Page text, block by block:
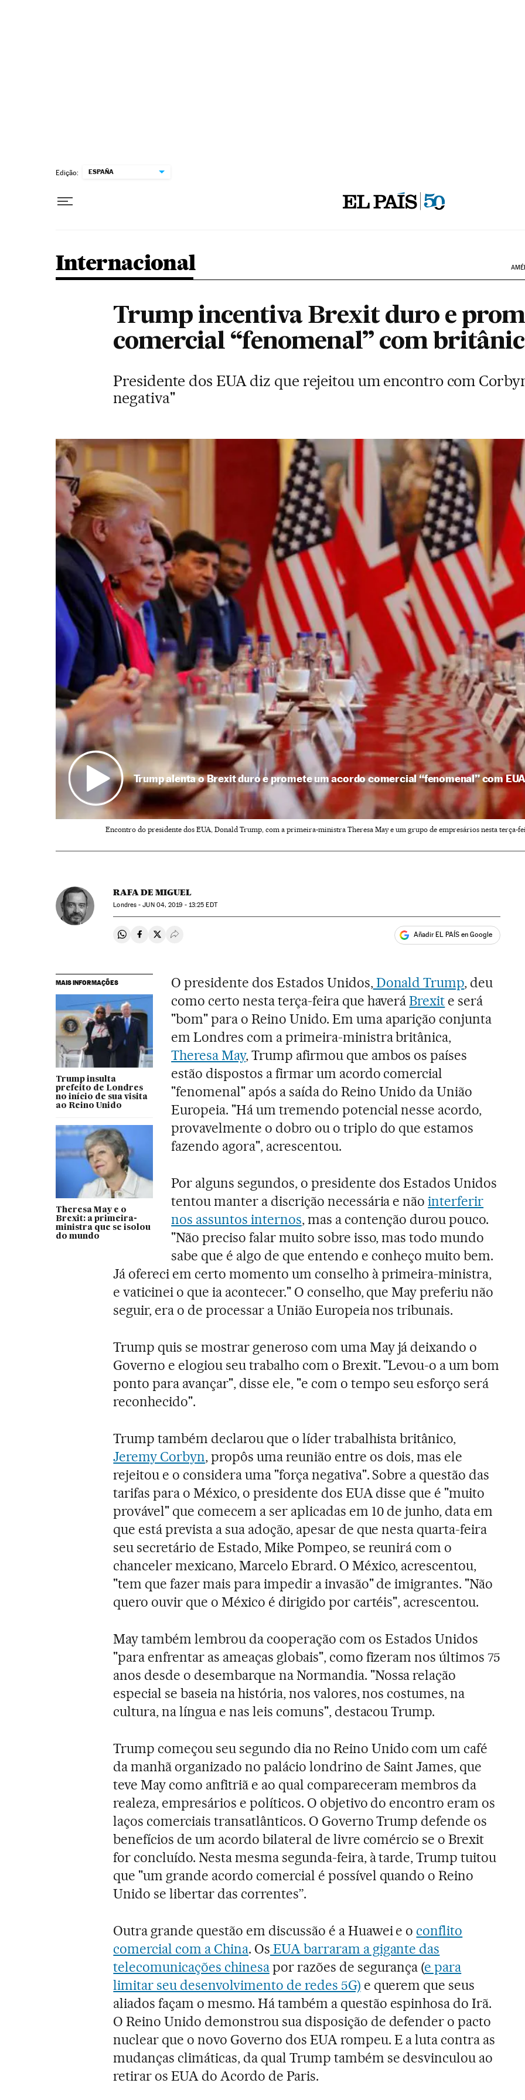
Edição: ESPAÑA
Internacional
Trump incentiva Brexit duro e
comercial “fenomenal” com
Presidente dos EUA diz que rejeitou um encontro com
negativa"
Trump alenta o Brexit duro e promete um acordo comercial “fenomenal” com
Encontro do presidente dos EUA, Donald Trump, com a primeira-ministra Theresa May e um grupo de empresários nesta terça-
RAFA DE MIGUEL
Londres -JUN04, 2019 - 13:25 EDT
Compartir en Whatsapp
Compartir en Facebook
Compartir en Twitter
Desplegar Redes Sociales Añadir EL PAÍS en Google
MAIS INFORMAÇÕES
Trump insulta
prefeito de Londres
no início de sua visita
ao Reino Unido
Theresa May e o
Brexit: a primeira-
ministra que se isolou
do mundo
O presidente dos Estados Unidos,Donald Trump, deu
como certo nesta terça-feira que haveráBrexit e será
"bom" para o Reino Unido. Em uma aparição conjunta
em Londres com a primeira-ministra britânica,
Theresa May, Trump afirmou que ambos os países
estão dispostos a firmar um acordo comercial
"fenomenal" após a saída do Reino Unido da União
Europeia. "Há um tremendo potencial nesse acordo,
provavelmente o dobro ou o triplo do que estamos
fazendo agora", acrescentou.
Por alguns segundos, o presidente dos Estados Unidos
tentou manter a discrição necessária e nãointerferir
nos assuntos internos, mas a contenção durou pouco.
"Não preciso falar muito sobre isso, mas todo mundo
sabe que é algo de que entendo e conheço muito bem.
Já ofereci em certo momento um conselho à primeira-ministra,
e vaticinei o que ia acontecer." O conselho, que May preferiu não
seguir, era o de processar a União Europeia nos tribunais.
Trump quis se mostrar generoso com uma May já deixando o
Governo e elogiou seu trabalho com o Brexit. "Levou-o a um bom
ponto para avançar", disse ele, "e com o tempo seu esforço será
reconhecido".
Trump também declarou que o líder trabalhista britânico,
Jeremy Corbyn, propôs uma reunião entre os dois, mas ele
rejeitou e o considera uma "força negativa". Sobre a questão das
tarifas para o México, o presidente dos EUA disse que é "muito
provável" que comecem a ser aplicadas em 10 de junho, data em
que está prevista a sua adoção, apesar de que nesta quarta-feira
seu secretário de Estado, Mike Pompeo, se reunirá com o
chanceler mexicano, Marcelo Ebrard. O México, acrescentou,
"tem que fazer mais para impedir a invasão" de imigrantes. "Não
quero ouvir que o México é dirigido por cartéis", acrescentou.
May também lembrou da cooperação com os Estados Unidos
"para enfrentar as ameaças globais", como fizeram nos últimos 75
anos desde o desembarque na Normandia. "Nossa relação
especial se baseia na história, nos valores, nos costumes, na
cultura, na língua e nas leis comuns", destacou Trump.
Trump começou seu segundo dia no Reino Unido com um café
da manhã organizado no palácio londrino de Saint James, que
teve May como anfitriã e ao qual compareceram membros da
realeza, empresários e políticos. O objetivo do encontro eram os
laços comerciais transatlânticos. O Governo Trump defende os
benefícios de um acordo bilateral de livre comércio se o Brexit
for concluído. Nesta mesma segunda-feira, à tarde, Trump tuitou
que "um grande acordo comercial é possível quando o Reino
Unido se libertar das correntes”.
Outra grande questão em discussão é a Huawei e o conflito
comercial com a China. Os EUA barraram a gigante das
telecomunicações chinesapor razões de segurança (e para
limitar seu desenvolvimento de redes 5G) e querem que seus
aliados façam o mesmo. Há também a questão espinhosa do Irã.
O Reino Unido demonstrou sua disposição de defender o pacto
nuclear que o novo Governo dos EUA rompeu. E a luta contra as
mudanças climáticas, da qual Trump também se desvinculou ao
retirar os EUA do Acordo de Paris.